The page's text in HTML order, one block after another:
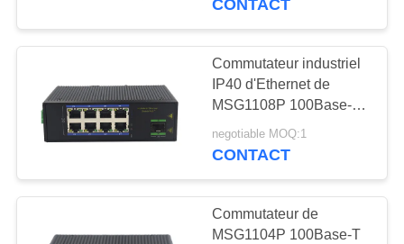
programmable
d'Ethernet
Supplément de
câble Ethernet
CONTACT
Commutateur industriel
IP40 d'Ethernet de
MSG1108P 100Base-T
RJ45 1000M PoE
negotiable MOQ:1
CONTACT
Commutateur de
MSG1104P 100Base-T